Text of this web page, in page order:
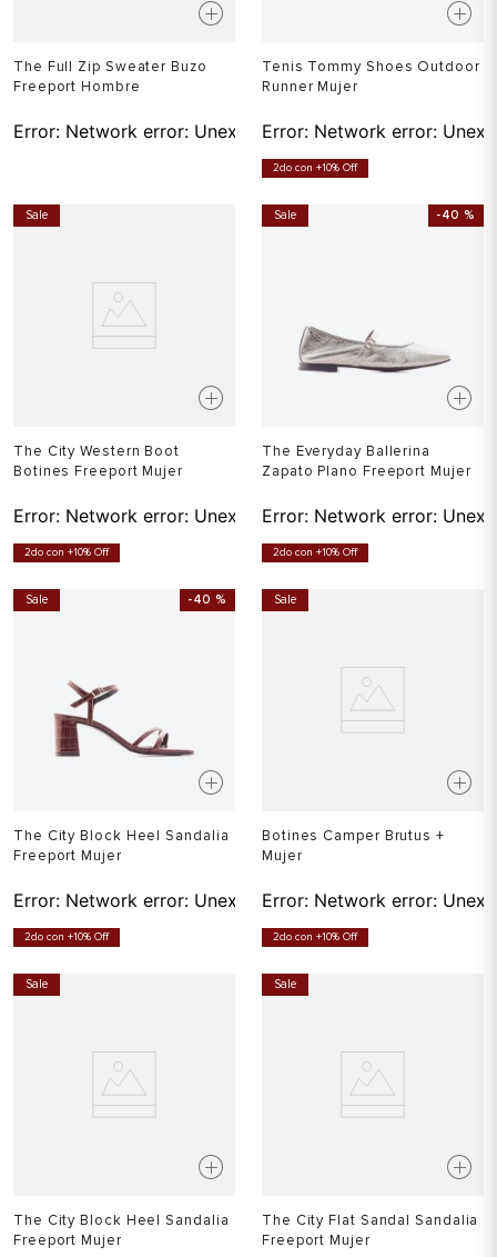
The Full Zip Sweater Buzo
Freeport Hombre
Error: Network error: Unexpected token T in JSON at
Tenis Tommy Shoes Outdoor
Runner Mujer
Error: Network error:
2do con +10% Off
Sale
The City Western Boot
Botines Freeport Mujer
Error: Network error: Unexpected token T in JSON at
2do con +10% Off
Sale -40 %
The Everyday Ballerina
Zapato Plano Freeport Mujer
Error: Network error:
2do con +10% Off
Sale -40 %
The City Block Heel Sandalia
Freeport Mujer
Error: Network error: Unexpected token T in JSON at
2do con +10% Off
Sale
Botines Camper Brutus +
Mujer
Error: Network error:
2do con +10% Off
Sale
The City Block Heel Sandalia
Freeport Mujer
Sale
The City Flat Sandal Sandalia
Freeport Mujer